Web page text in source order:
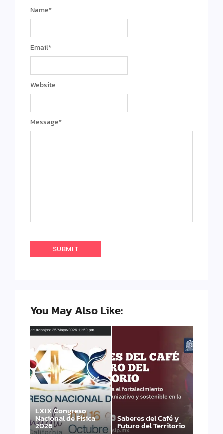
Message*
Name*
Email*
Website
You May Also Like:
LXIX Congreso
Nacional de Física
2026
Saberes del Café y
Futuro del Territorio